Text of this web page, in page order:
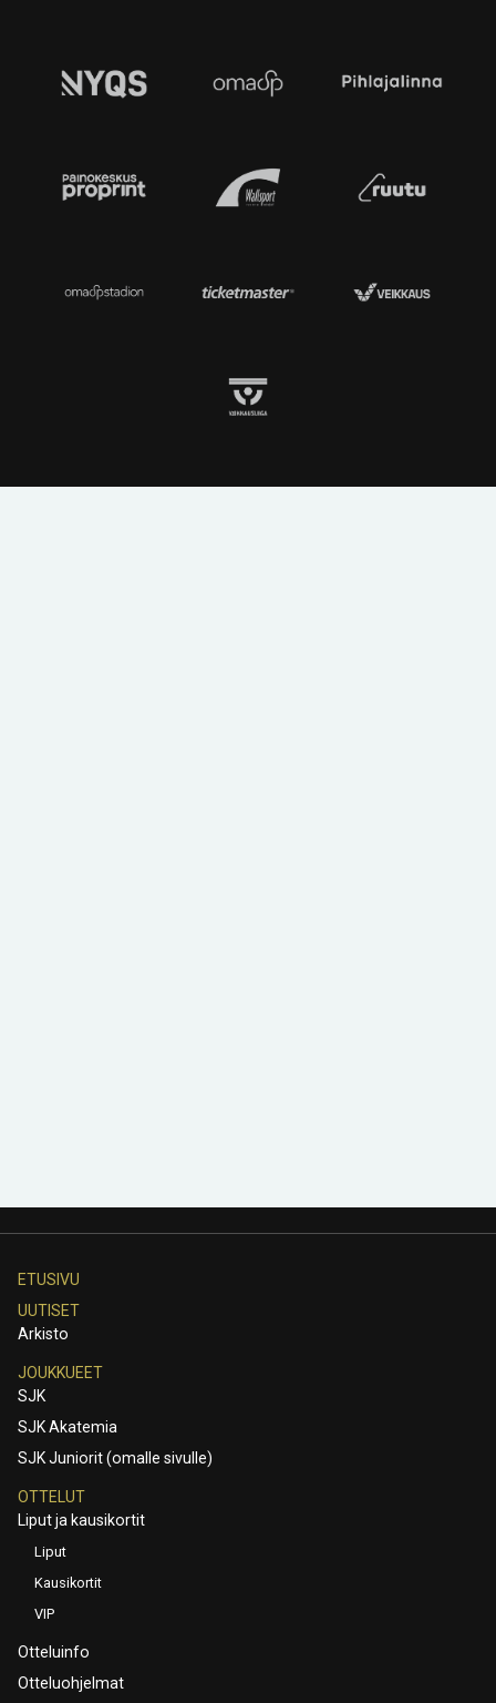
ETUSIVU
UUTISET
Arkisto
JOUKKUEET
SJK
SJK Akatemia
SJK Juniorit (omalle sivulle)
OTTELUT
Liput ja kausikortit
Liput
Kausikortit
VIP
Otteluinfo
Otteluohjelmat